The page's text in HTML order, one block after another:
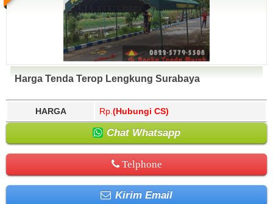
Harga Tenda Terop Lengkung Surabaya
HARGA Rp. (Hubungi CS)
Chat Whatsapp
Telphone
Kirim Email